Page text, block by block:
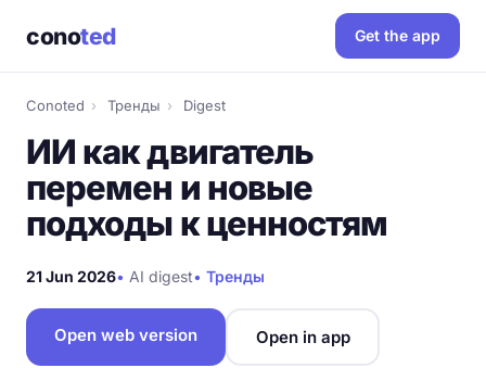
conoted Get the app
Conoted › Тренды › Digest
ИИ как двигатель
перемен и новые
подходы к ценностям
21 Jun 2026• AI digest• Тренды
Open web version Open in app